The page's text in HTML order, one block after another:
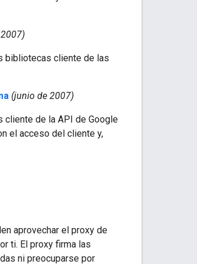
bibliotecas cliente de las
(junio de 2007)
cliente de la API de Google
el acceso del cliente y,
aprovechar el proxy de
ti. El proxy firma las
ni preocuparse por